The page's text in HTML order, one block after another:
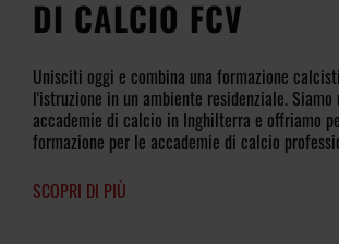
DI CALCIO FCV
Unisciti oggi e combina una formazione
l'istruzione in un ambiente residenziale.
accademie di calcio in Inghilterra e offriamo
formazione per le accademie di calcio
SCOPRI DI PIÙ